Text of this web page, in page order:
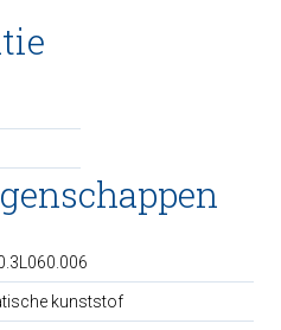
kunststof